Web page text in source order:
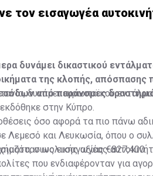
τον εισαγωγέα
δυνάμει δικαστικού
της κλοπής, απόσπασης
από παράνομες
δυνάμει ευρωπαϊκού
στην Κύπρο.
όσο αφορά τα πιο πάνω
Λεμεσό και Λευκωσία, όπου ο
συνολικής αξίας €827,400.
ως εισαγωγέας
που ενδιαφέρονταν για